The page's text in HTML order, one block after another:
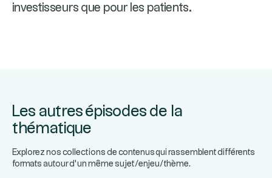
investisseurs que pour les patients.
Les autres épisodes de la
thématique
Explorez nos collections de contenus qui rassemblent différents
formats autour d’un même sujet/enjeu/thème.